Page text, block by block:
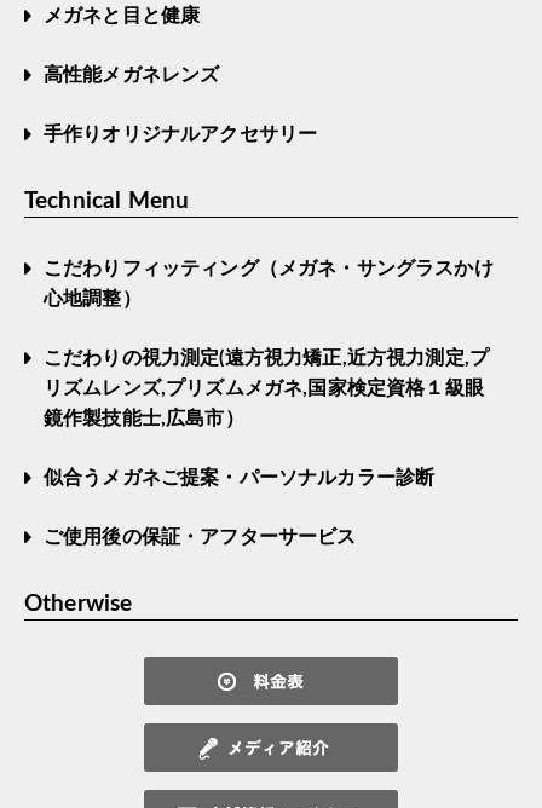
メガネと目と健康
高性能メガネレンズ
手作りオリジナルアクセサリー
Technical Menu
こだわりフィッティング（メガネ・サングラスかけ
心地調整）
こだわりの視力測定(遠方視力矯正,近方視力測定,プ
リズムレンズ,プリズムメガネ,国家検定資格１級眼
鏡作製技能士,広島市）
似合うメガネご提案・パーソナルカラー診断
ご使用後の保証・アフターサービス
Otherwise